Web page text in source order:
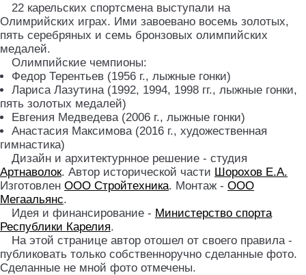
22 карельских спортсмена выступали на
Олимрийских играх. Ими завоевано восемь золотых,
пять серебряных и семь бронзовых олимпийских
медалей.
Олимпийские чемпионы:
Федор Терентьев (1956 г., лыжные гонки)
Лариса Лазутина (1992, 1994, 1998 гг., лыжные гонки,
пять золотых медалей)
Евгения Медведева (2006 г., лыжные гонки)
Анастасия Максимова (2016 г., художественная
гимнастика)
Дизайн и архитектурнное решение - студия
Артнаволок. Автор исторической части Шорохов Е.А.
Изготовлен ООО Стройтехника. Монтаж - ООО
Мегаальянс.
Идея и финансирование - Министерство спорта
Республики Карелия.
На этой странице автор отошел от своего правила -
публиковать только собственноручно сделанные фото.
Сделанные не мной фото отмечены.